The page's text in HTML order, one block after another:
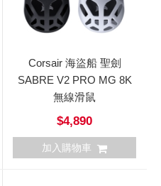
Corsair 海盜船 聖劍
SABRE V2 PRO MG 8K
無線滑鼠
$4,890
加入購物車